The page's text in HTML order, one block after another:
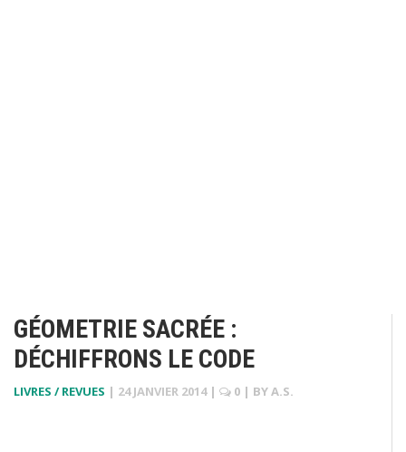
GÉOMETRIE SACRÉE :
DÉCHIFFRONS LE CODE
LIVRES / REVUES | 24 JANVIER 2014 | 0 | BYA.S.